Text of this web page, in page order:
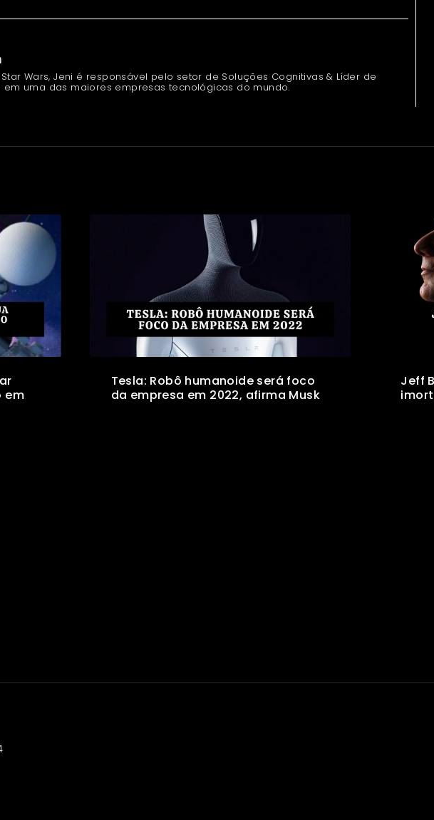
Wars, Jeni é responsável pelo setor de Soluções Cognitivas & Líder de
em uma das maiores empresas tecnológicas do mundo.
em
Tesla: Robô humanoide será foco
da empresa em 2022, afirma Musk
Jeff